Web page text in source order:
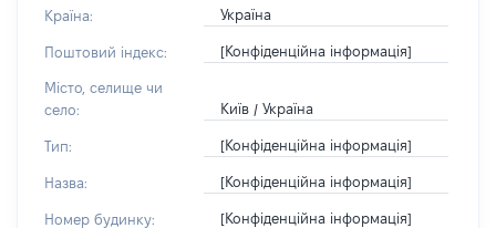
Країна: Україна
Поштовий індекс: [Конфіденційна інформація]
Місто, селище чи
село:
Київ / Україна
Тип: [Конфіденційна інформація]
Назва: [Конфіденційна інформація]
Номер будинку: [Конфіденційна інформація]